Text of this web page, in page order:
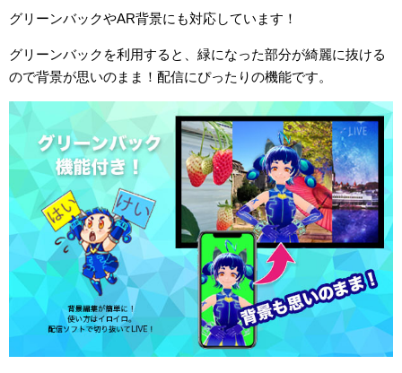
グリーンバックやAR背景にも対応しています！
グリーンバックを利用すると、緑になった部分が綺麗に抜ける
ので背景が思いのまま！配信にぴったりの機能です。